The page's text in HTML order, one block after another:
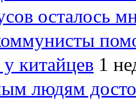
осталось
китайцев 1
людям